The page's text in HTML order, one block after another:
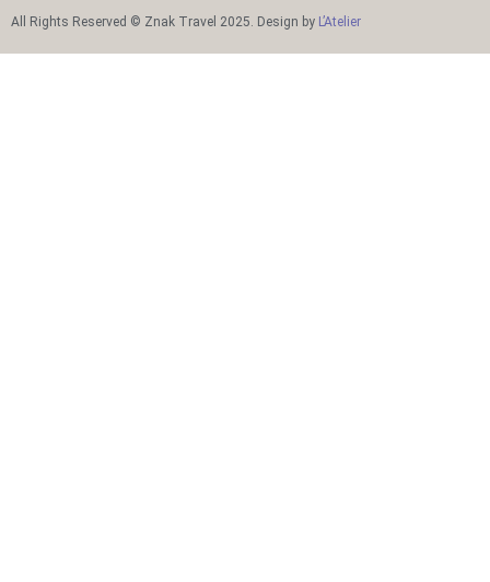
All Rights Reserved © Znak Travel 2025. Design by L’Atelier